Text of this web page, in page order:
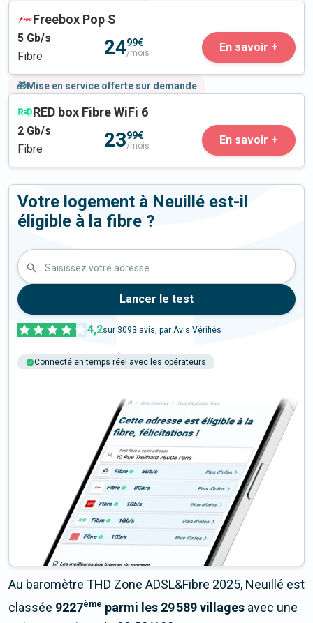
Freebox Pop S
5 Gb/s
Fibre
2499€
/mois En savoir +
🎁Mise en service offerte sur demande
RED box Fibre WiFi 6
2 Gb/s
Fibre
2399€
/mois En savoir +
Votre logement à Neuillé est-il
éligible à la fibre ?
Saisissez votre adresse
Lancer le test
4,2sur 3093 avis, par Avis Vérifiés
Connecté en temps réel avec les opérateurs
Au baromètre THD Zone ADSL&Fibre 2025, Neuillé est
classée 9227ème parmi les 29 589 villages avec une